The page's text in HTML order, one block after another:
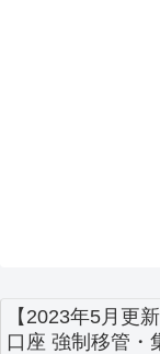
【2023年5月更
口座 強制移管・